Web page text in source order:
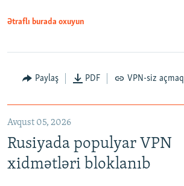
Ətraflı burada oxuyun
Paylaş PDF VPN-siz açmaq
Avqust 05, 2026
Rusiyada populyar VPN
xidmətləri bloklanıb